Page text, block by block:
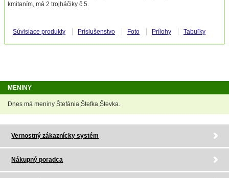
kmitaním, má 2 trojháčiky č.5.
Súvisiace produkty Príslušenstvo Foto Prílohy Tabuľky
MENINY
Dnes má meniny Štefánia,Štefka,Števka.
Vernostný zákaznícky systém
Nákupný poradca